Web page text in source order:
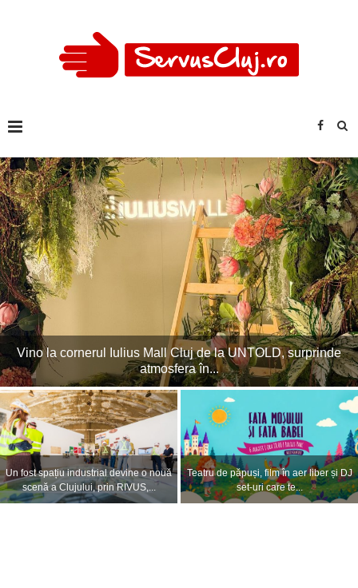
Imagini excepționale la Untold! Peste 120.000 de oameni la
Cluj Arena în...
VIDEO. Imagini spectaculoase de la
concertul lui Sting din prima zi a...
Curse de noapte între Cluj-Napoca și
Gilău pe durata festivalului UNTOLD